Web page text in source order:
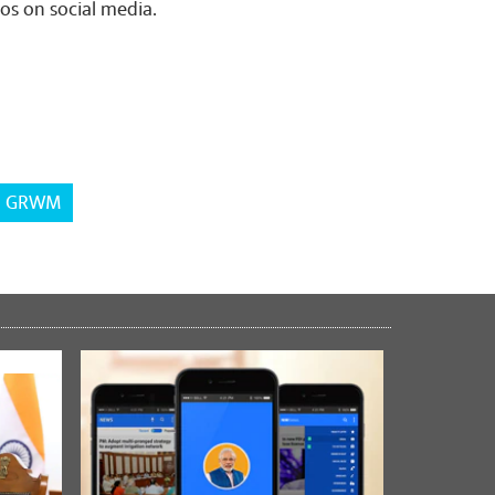
on social media.
GRWM